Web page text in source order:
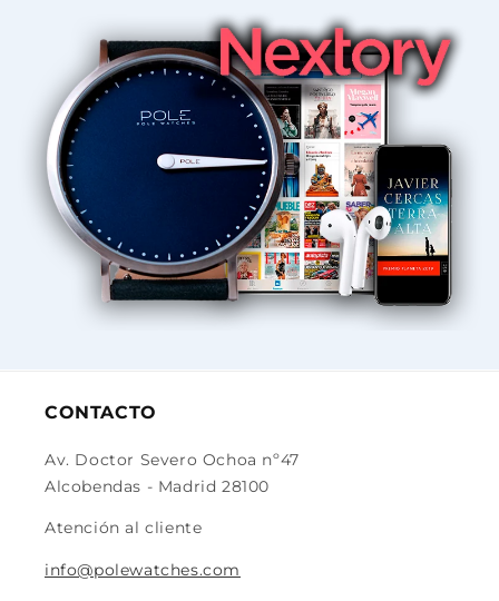
CONTACTO
Av. Doctor Severo Ochoa nº47
Alcobendas - Madrid 28100
Atención al cliente
info@polewatches.com